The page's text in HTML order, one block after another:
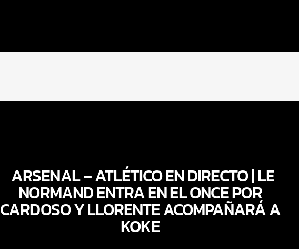
ARSENAL – ATLÉTICO EN DIRECTO | LE
NORMAND ENTRA EN EL ONCE POR
CARDOSO Y LLORENTE ACOMPAÑARÁ A
KOKE